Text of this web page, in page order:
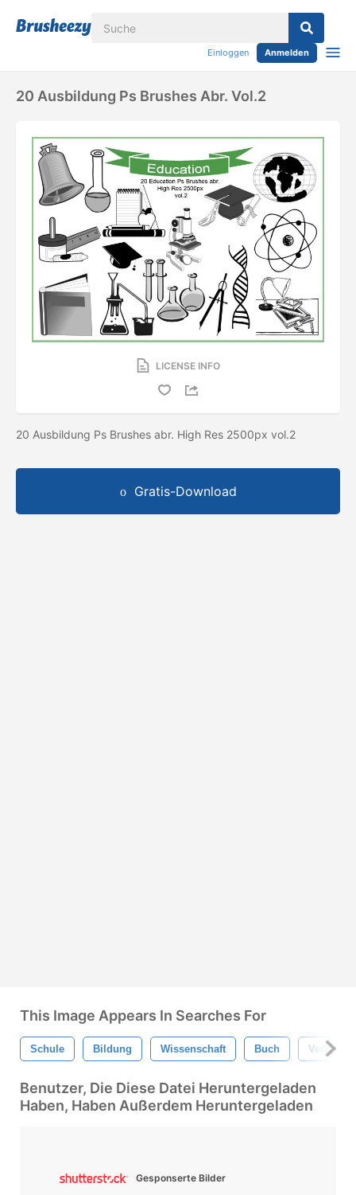
Einloggen Anmelden
20 Ausbildung Ps Brushes Abr. Vol.2
LICENSE INFO
20 Ausbildung Ps Brushes abr. High Res 2500px vol.2
Gratis-Download
This Image Appears In Searches For
Schule Bildung Wissenschaft Buch
Benutzer, Die Diese Datei Heruntergeladen
Haben, Haben Außerdem Heruntergeladen
Gesponserte Bilder